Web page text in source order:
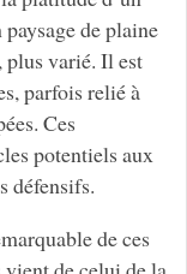
de plaine
plus varié. Il est
parfois relié à
Ces
potentiels aux
défensifs.
de ces